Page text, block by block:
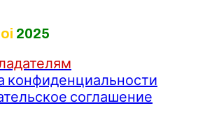
2025
конфиденциальности
соглашение